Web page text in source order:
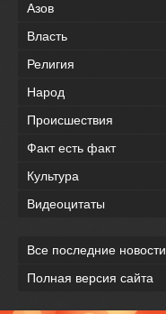
Азов
Власть
Религия
Народ
Происшествия
Факт есть факт
Культура
Видеоцитаты
Все последние новости
Полная версия сайта